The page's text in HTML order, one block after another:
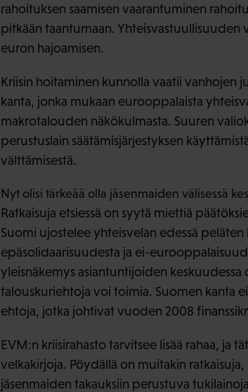
rahoituksen saamisen vaarantuminen
pitkään taantumaan. Yhteisvastuullisuuden
euron hajoamisen.
Kriisin hoitaminen kunnolla vaatii vanhojen
kanta, jonka mukaan eurooppalaista
makrotalouden näkökulmasta. Suuren
perustuslain säätämisjärjestyksen
välttämisestä.
Nyt olisi tärkeää olla jäsenmaiden välisessä
Ratkaisuja etsiessä on syytä miettiä
Suomi ujostelee yhteisvelan edessä
epäsolidaarisuudesta ja ei-
yleisnäkemys asiantuntijoiden keskuudessa
talouskuriehtoja voi toimia. Suomen kanta
ehtoja, jotka johtivat vuoden 2008
EVM:n kriisirahasto tarvitsee lisää rahaa, ja
velkakirjoja. Pöydällä on muitakin ratkaisuja,
jäsenmaiden takauksiin perustuva